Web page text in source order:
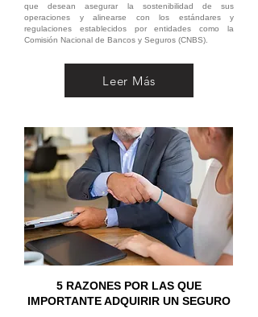
que desean asegurar la sostenibilidad de sus
operaciones y alinearse con los estándares y
regulaciones establecidos por entidades como la
Comisión Nacional de Bancos y Seguros (CNBS).
Leer Más
5 RAZONES POR LAS QUE
IMPORTANTE ADQUIRIR UN SEGURO